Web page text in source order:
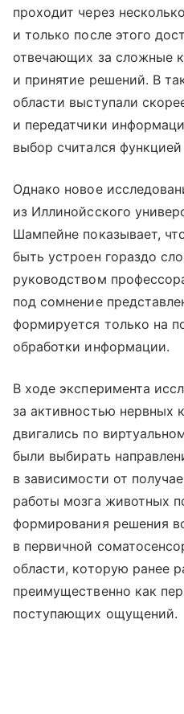
проходит через
и только после этого
отвечающих за сложные
и принятие решений. В
области выступали
и передатчики
выбор считался
Однако новое
из Иллинойсского
Шампейне показывает,
быть устроен гораздо
руководством
под сомнение
формируется только на
обработки информации.
В ходе эксперимента
за активностью нервных
двигались по
были выбирать
в зависимости от
работы мозга животных
формирования решения
в первичной
области, которую ранее
преимущественно как
поступающих ощущений.